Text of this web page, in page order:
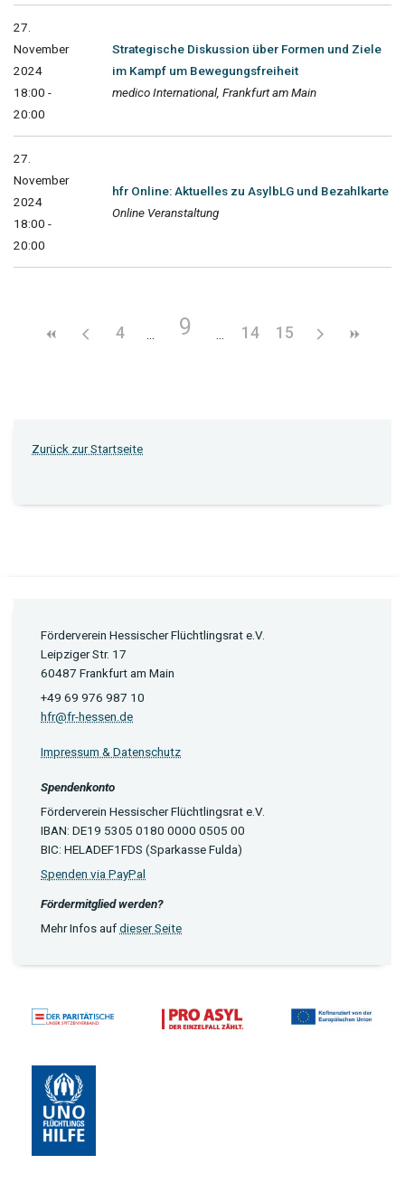
27.
November
2024
18:00 -
20:00
Strategische Diskussion über Formen und Ziele
im Kampf um Bewegungsfreiheit
medico International, Frankfurt am Main
27.
November
2024
18:00 -
20:00
hfr Online: Aktuelles zu AsylbLG und Bezahlkarte
Online Veranstaltung
4 9 14 15
Zurück zur Startseite
Förderverein Hessischer Flüchtlingsrat e.V.
Leipziger Str. 17
60487 Frankfurt am Main
+49 69 976 987 10
hfr@fr-hessen.de
Impressum & Datenschutz
Spendenkonto
Förderverein Hessischer Flüchtlingsrat e.V.
IBAN: DE19 5305 0180 0000 0505 00
BIC: HELADEF1FDS (Sparkasse Fulda)
Spenden via PayPal
Fördermitglied werden?
Mehr Infos aufdieser Seite